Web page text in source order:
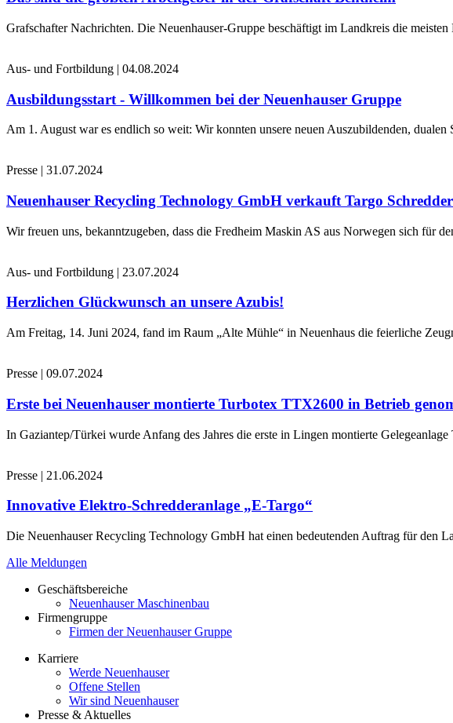
Grafschafter Nachrichten. Die Neuenhauser-Gruppe beschäftigt im Landkreis die
Aus- und Fortbildung | 04.08.2024
Ausbildungsstart - Willkommen bei der Neuenhauser Gruppe
Am 1. August war es endlich so weit: Wir konnten unsere neuen Auszubildenden, dualen
Presse | 31.07.2024
Neuenhauser Recycling Technology GmbH verkauft Targo
Wir freuen uns, bekanntzugeben, dass die Fredheim Maskin AS aus Norwegen sich für
Aus- und Fortbildung | 23.07.2024
Herzlichen Glückwunsch an unsere Azubis!
Am Freitag, 14. Juni 2024, fand im Raum „Alte Mühle“ in Neuenhaus die feierliche
Presse | 09.07.2024
Erste bei Neuenhauser montierte Turbotex TTX2600 in Betrieb
In Gaziantep/Türkei wurde Anfang des Jahres die erste in Lingen montierte
Presse | 21.06.2024
Innovative Elektro-Schredderanlage „E-Targo“
Die Neuenhauser Recycling Technology GmbH hat einen bedeutenden Auftrag für den
Alle Meldungen
Geschäftsbereiche
Neuenhauser Maschinenbau
Firmengruppe
Firmen der Neuenhauser Gruppe
Karriere
Werde Neuenhauser
Offene Stellen
Wir sind Neuenhauser
Presse & Aktuelles